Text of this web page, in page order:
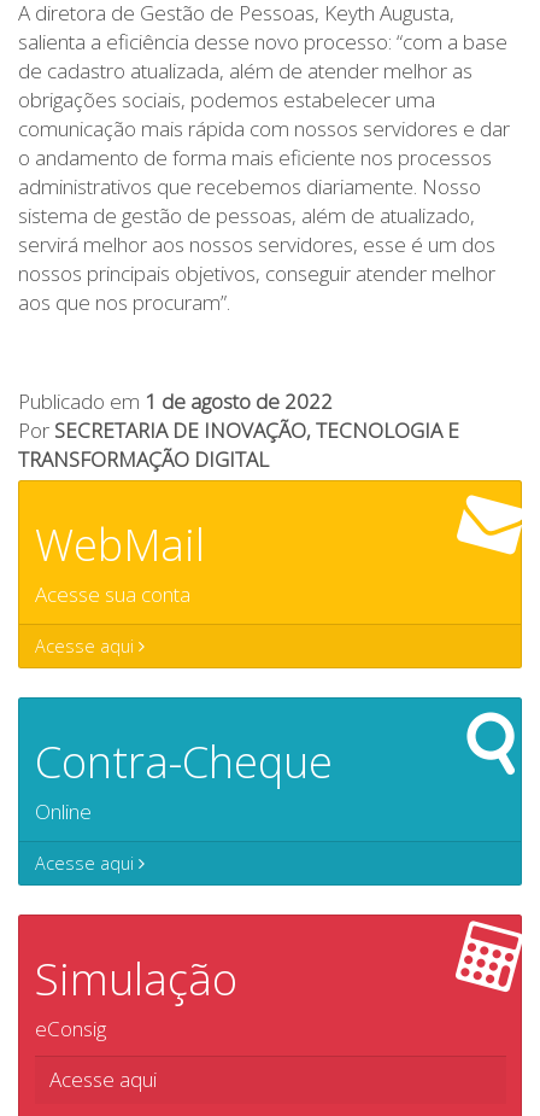
A diretora de Gestão de Pessoas, Keyth Augusta,
salienta a eficiência desse novo processo: “com a base
de cadastro atualizada, além de atender melhor as
obrigações sociais, podemos estabelecer uma
comunicação mais rápida com nossos servidores e dar
o andamento de forma mais eficiente nos processos
administrativos que recebemos diariamente. Nosso
sistema de gestão de pessoas, além de atualizado,
servirá melhor aos nossos servidores, esse é um dos
nossos principais objetivos, conseguir atender melhor
aos que nos procuram”.
Publicado em 1 de agosto de 2022
Por SECRETARIA DE INOVAÇÃO, TECNOLOGIA E
TRANSFORMAÇÃO DIGITAL
WebMail
Acesse sua conta
Acesse aqui
Contra-Cheque
Online
Acesse aqui
Simulação
eConsig
Acesse aqui